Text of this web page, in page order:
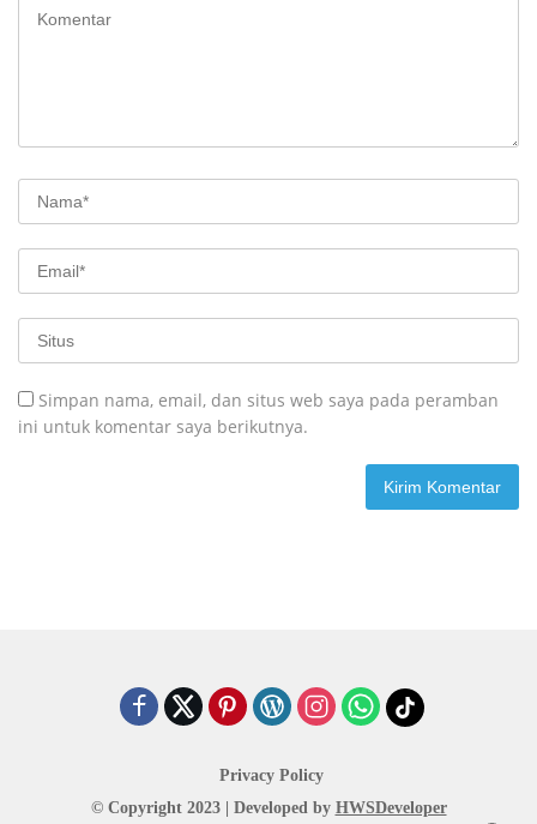
Simpan nama, email, dan situs web saya pada peramban
ini untuk komentar saya berikutnya.
Privacy Policy
© Copyright 2023 | Developed by HWSDeveloper